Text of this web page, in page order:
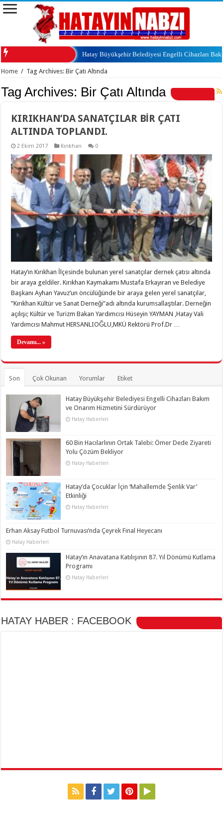
Hatay Büyükşehir Belediyesi Engelli Cihazları
Home / Tag Archives: Bir Çatı Altında
Tag Archives: Bir Çatı Altında
KIRIKHAN’DA SANATÇILAR BİR ÇATI
ALTINDA TOPLANDI.
2 Ekim 2017 Kırıkhan 0
Hatay’ın Kırıkhan İlçesinde bulunan yerel sanatçılar dernek çatısı altında
bir araya geldiler. Kırıkhan Kaymakamı Mustafa Erkayıran ve Belediye
Başkanı Ayhan Yavuz’un öncülüğünde bir araya gelen yerel sanatçılar,
”Kırıkhan Kültür ve Sanat Derneği”adı altında kurumsallaştılar. Derneğin
açılışı; Kültür ve Turizm Bakan Yardımcısı Hüseyin YAYMAN ,Hatay Vali
Yardımcısı Mahmut HERSANLIOĞLU,MKÜ Rektörü Prof.Dr …
Devamı... »
Son Çok Okunan Yorumlar Etiket
Hatay Büyükşehir Belediyesi Engelli Cihazları Bakım
ve Onarım Hizmetini Sürdürüyor
Hatay Haberleri
60 Bin Hacılarlının Ortak Talebi: Ömer Dede Ziyareti
Yolu Çözüm Bekliyor
Hatay Haberleri
Hatay’da Çocuklar İçin ‘Mahallemde Şenlik Var’
Etkinliği
Hatay Haberleri
Erhan Aksay Futbol Turnuvası’nda Çeyrek Final Heyecanı
Hatay Haberleri
Hatay’ın Anavatana Katılışının 87. Yıl Dönümü Kutlama
Programı
Hatay Haberleri
HATAY HABER : FACEBOOK